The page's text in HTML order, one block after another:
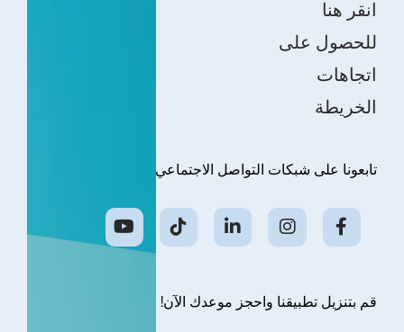
تابعونا على شبكات التواصل الاجتماعي
قم بتنزيل تطبيقنا واحجز موعدك الآن!
انقر هنا
للحصول على
اتجاهات
الخريطة